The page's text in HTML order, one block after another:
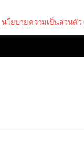
นโยบายความเป็นส่วนตัว